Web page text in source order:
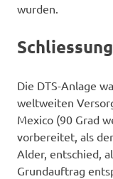
wurden.
Die DTS-Anlage
weltweiten
Mexico (90 Grad
vorbereitet, als
Alder, entschied,
Grundauftrag